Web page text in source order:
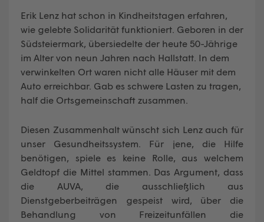
Erik Lenz hat schon in Kindheitstagen erfahren,
wie gelebte Solidarität funktioniert. Geboren in der
Südsteiermark, übersiedelte der heute 50-Jährige
im Alter von neun Jahren nach Hallstatt. In dem
verwinkelten Ort waren nicht alle Häuser mit dem
Auto erreichbar. Gab es schwere Lasten zu tragen,
half die Ortsgemeinschaft zusammen.
Diesen Zusammenhalt wünscht sich Lenz auch für
unser Gesundheitssystem. Für jene, die Hilfe
benötigen, spiele es keine Rolle, aus welchem
Geldtopf die Mittel stammen. Das Argument, dass
die AUVA, die ausschließlich aus
Dienstgeberbeiträgen gespeist wird, über die
Behandlung von Freizeitunfällen die